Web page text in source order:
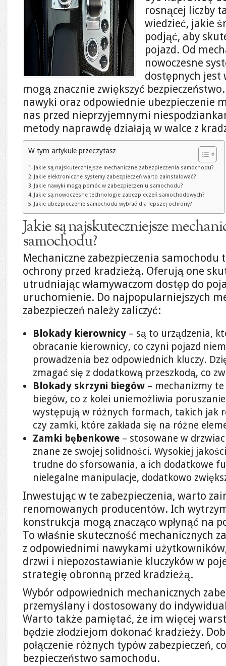
rosnącej liczby
wiedzieć, jakie
podjąć, aby
pojazd. Od
nowoczesne
dostępnych jest
mogą znacznie zwiększyć
nawyki oraz odpowiednie ubezpieczenie
nas przed nieprzyjemnymi
metody naprawdę działają w walce z
W tym artykule przeczytasz
Jakie są najskuteczniejsze mechaniczne zabezpieczenia samochodu?
Jakie elektroniczne systemy zabezpieczeń warto zainstalować?
Jakie nawyki mogą pomóc w zabezpieczeniu samochodu?
Jakie są nowoczesne technologie zabezpieczeń samochodowych?
Jakie ubezpieczenie samochodu wybrać dla lepszej ochrony?
Jakie są najskuteczniejsze
samochodu?
Mechaniczne zabezpieczenia samochodu
ochrony przed kradzieżą. Oferują one
utrudniając włamywaczom dostęp do
uruchomienie. Do najpopularniejszych
zabezpieczeń należy zaliczyć:
Blokady kierownicy – są to urządzenia,
obracanie kierownicy, co czyni pojazd
prowadzenia bez odpowiednich kluczy.
zmagać się z dodatkową przeszkodą, co
Blokady skrzyni biegów – mechanizmy
biegów, co z kolei uniemożliwia
występują w różnych formach, takich jak
czy zamki, które zakłada się na różne
Zamki bębenkowe – stosowane w
znane ze swojej solidności. Wysokiej
trudne do sforsowania, a ich dodatkowe
nielegalne manipulacje, dodatkowo
Inwestując w te zabezpieczenia, warto
renomowanych producentów. Ich
konstrukcja mogą znacząco wpłynąć na
To właśnie skuteczność mechanicznych
z odpowiednimi nawykami
drzwi i niepozostawianie kluczyków w
strategię obronną przed kradzieżą.
Wybór odpowiednich mechanicznych
przemyślany i dostosowany do
Warto także pamiętać, że im więcej
będzie złodziejom dokonać kradzieży.
połączenie różnych typów zabezpieczeń,
bezpieczeństwo samochodu.